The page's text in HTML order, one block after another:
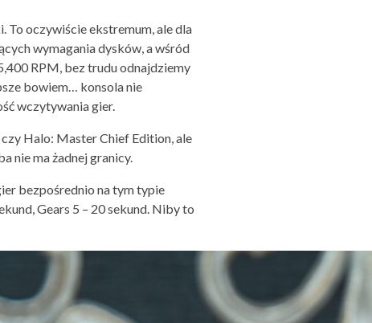
To oczywiście ekstremum, ale dla
wymagania dysków, a wśród
RPM, bez trudu odnajdziemy
bowiem… konsola nie
wczytywania gier.
Halo: Master Chief Edition, ale
nie ma żadnej granicy.
bezpośrednio na tym typie
Gears 5 – 20 sekund. Niby to